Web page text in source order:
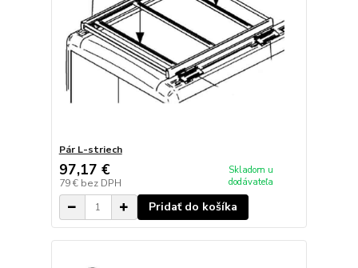
Pár L-striech
97,17 €
79 € bez DPH
Skladom u
dodávateľa
Pridať do košíka